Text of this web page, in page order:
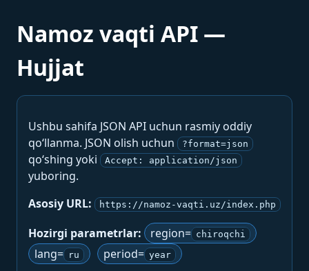
Namoz vaqti API —
Hujjat
Ushbu sahifa JSON API uchun rasmiy oddiy
qo‘llanma. JSON olish uchun
?format=json
qo‘shing yoki Accept: application/json
yuboring.
Asosiy URL:
https://namoz-vaqti.uz/index.php
Hozirgi parametrlar: region= chiroqchi
lang= ru period= year